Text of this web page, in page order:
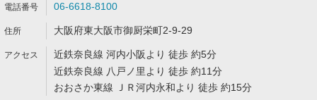
06-6618-8100
大阪府東大阪市御厨栄町2-9-29
近鉄奈良線 河内小阪より 徒歩 約5分
近鉄奈良線 八戸ノ里より 徒歩 約11分
おおさか東線 ＪＲ河内永和より 徒歩 約15分